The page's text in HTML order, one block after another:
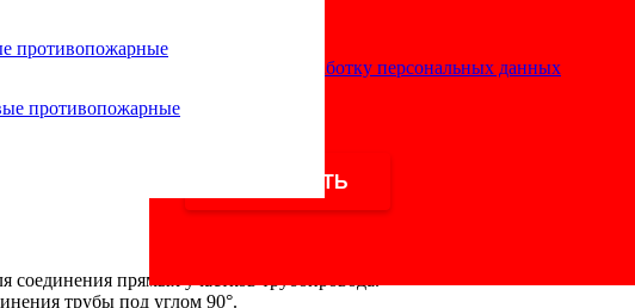
Согласие на обработку персональных данных
противопожарные
противопожарные
труб. Продукция используется в системах
https://antifire-nn.ru
соединения прямых участков трубопровода.
трубы под углом 90°.